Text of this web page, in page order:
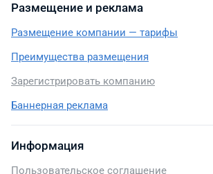
Размещение и реклама
Размещение компании — тарифы
Преимущества размещения
Зарегистрировать компанию
Баннерная реклама
Информация
Пользовательское соглашение